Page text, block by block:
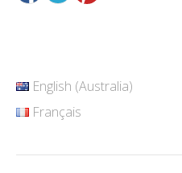
English (Australia)
Français